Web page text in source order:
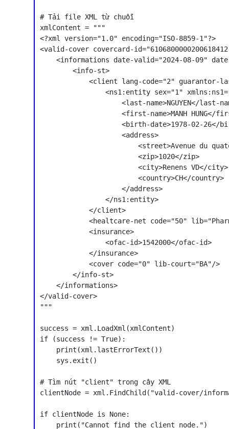
# Tải file XML từ chuỗi
xmlContent = """
<?xml version="1.0" encoding="ISO-8859-1"?>
<valid-cover covercard-
<informations date-valid="2024-08-09"
        <info-st>
<client lang-code="2" guarantor-
<ns1:entity sex="1"
<last-name>NGUYEN</last-
<first-name>MANH HUNG</
<birth-date>1978-02-26</
                    <address>
<street>Avenue du
                        <zip>1020</zip>
                        <city>Renens VD</city>
                        <country>CH</country>
                    </address>
                </ns1:entity>
            </client>
<healtcare-net code="50"
            <insurance>
                <ofac-id>1542000</ofac-id>
            </insurance>
            <cover code="0" lib-court="BA"/>
        </info-st>
    </informations>
</valid-cover>
"""
success = xml.LoadXml(xmlContent)
if (success != True):
    print(xml.lastErrorText())
    sys.exit()
# Tìm nút "client" trong cây XML
clientNode = xml.FindChild("valid-cover/
if clientNode is None:
    print("Cannot find the client node.")